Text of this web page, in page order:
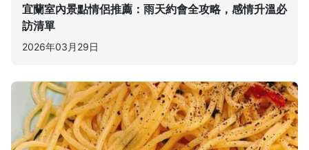
宜蘭室內景點情侶推薦：雨天約會全攻略，感情升溫必
訪清單
2026年03月29日